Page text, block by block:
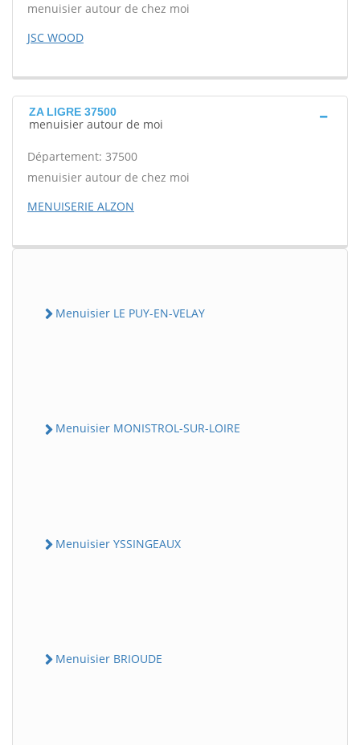
menuisier autour de chez moi
JSC WOOD
ZA LIGRE 37500
menuisier autour de moi
Département: 37500
menuisier autour de chez moi
MENUISERIE ALZON
Menuisier LE PUY-EN-VELAY
Menuisier MONISTROL-SUR-LOIRE
Menuisier YSSINGEAUX
Menuisier BRIOUDE